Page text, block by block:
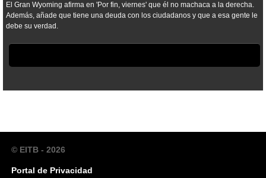
El Gran Wyoming afirma en 'Por fin, viernes' que él no machaca a la derecha.
Además, añade que tiene una deuda con los ciudadanos y que a esa gente le
debe su verdad.
© EITB - 2026
Portal de Privacidad